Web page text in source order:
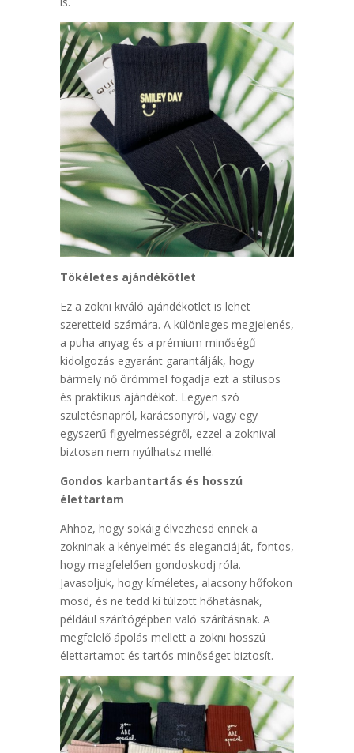
Tökéletes ajándékötlet
Ez a zokni kiváló ajándékötlet is lehet
szeretteid számára. A különleges megjelenés,
a puha anyag és a prémium minőségű
kidolgozás egyaránt garantálják, hogy
bármely nő örömmel fogadja ezt a stílusos
és praktikus ajándékot. Legyen szó
születésnapról, karácsonyról, vagy egy
egyszerű figyelmességről, ezzel a zoknival
biztosan nem nyúlhatsz mellé.
Gondos karbantartás és hosszú
élettartam
Ahhoz, hogy sokáig élvezhesd ennek a
zokninak a kényelmét és eleganciáját, fontos,
hogy megfelelően gondoskodj róla.
Javasoljuk, hogy kíméletes, alacsony hőfokon
mosd, és ne tedd ki túlzott hőhatásnak,
például szárítógépben való szárításnak. A
megfelelő ápolás mellett a zokni hosszú
élettartamot és tartós minőséget biztosít.